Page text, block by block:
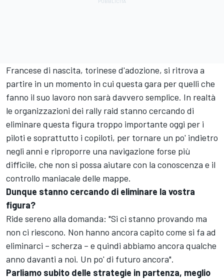
Francese di nascita, torinese d'adozione, si ritrova a
partire in un momento in cui questa gara per quelli che
fanno il suo lavoro non sarà davvero semplice. In realtà
le organizzazioni dei rally raid stanno cercando di
eliminare questa figura troppo importante oggi per i
piloti e soprattutto i copiloti, per tornare un po' indietro
negli anni e riproporre una navigazione forse più
difficile, che non si possa aiutare con la conoscenza e il
controllo maniacale delle mappe.
Dunque stanno cercando di eliminare la vostra
figura?
Ride sereno alla domanda: "Si ci stanno provando ma
non ci riescono. Non hanno ancora capito come si fa ad
eliminarci – scherza – e quindi abbiamo ancora qualche
anno davanti a noi. Un po' di futuro ancora".
Parliamo subito delle strategie in partenza, meglio